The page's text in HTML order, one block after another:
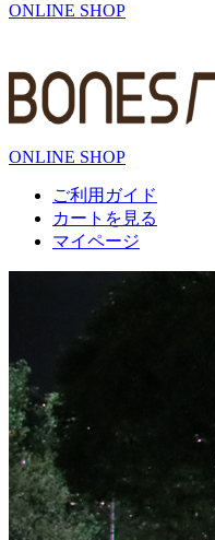
ONLINE SHOP
ONLINE SHOP
ご利用ガイド
カートを見る
マイページ